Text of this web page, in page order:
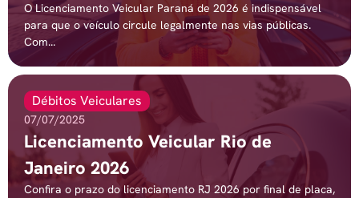
O Licenciamento Veicular Paraná de 2026 é indispensável
para que o veículo circule legalmente nas vias públicas.
Com...
Débitos Veiculares
07/07/2025
Licenciamento Veicular Rio de
Janeiro 2026
Confira o prazo do licenciamento RJ 2026 por final de placa,